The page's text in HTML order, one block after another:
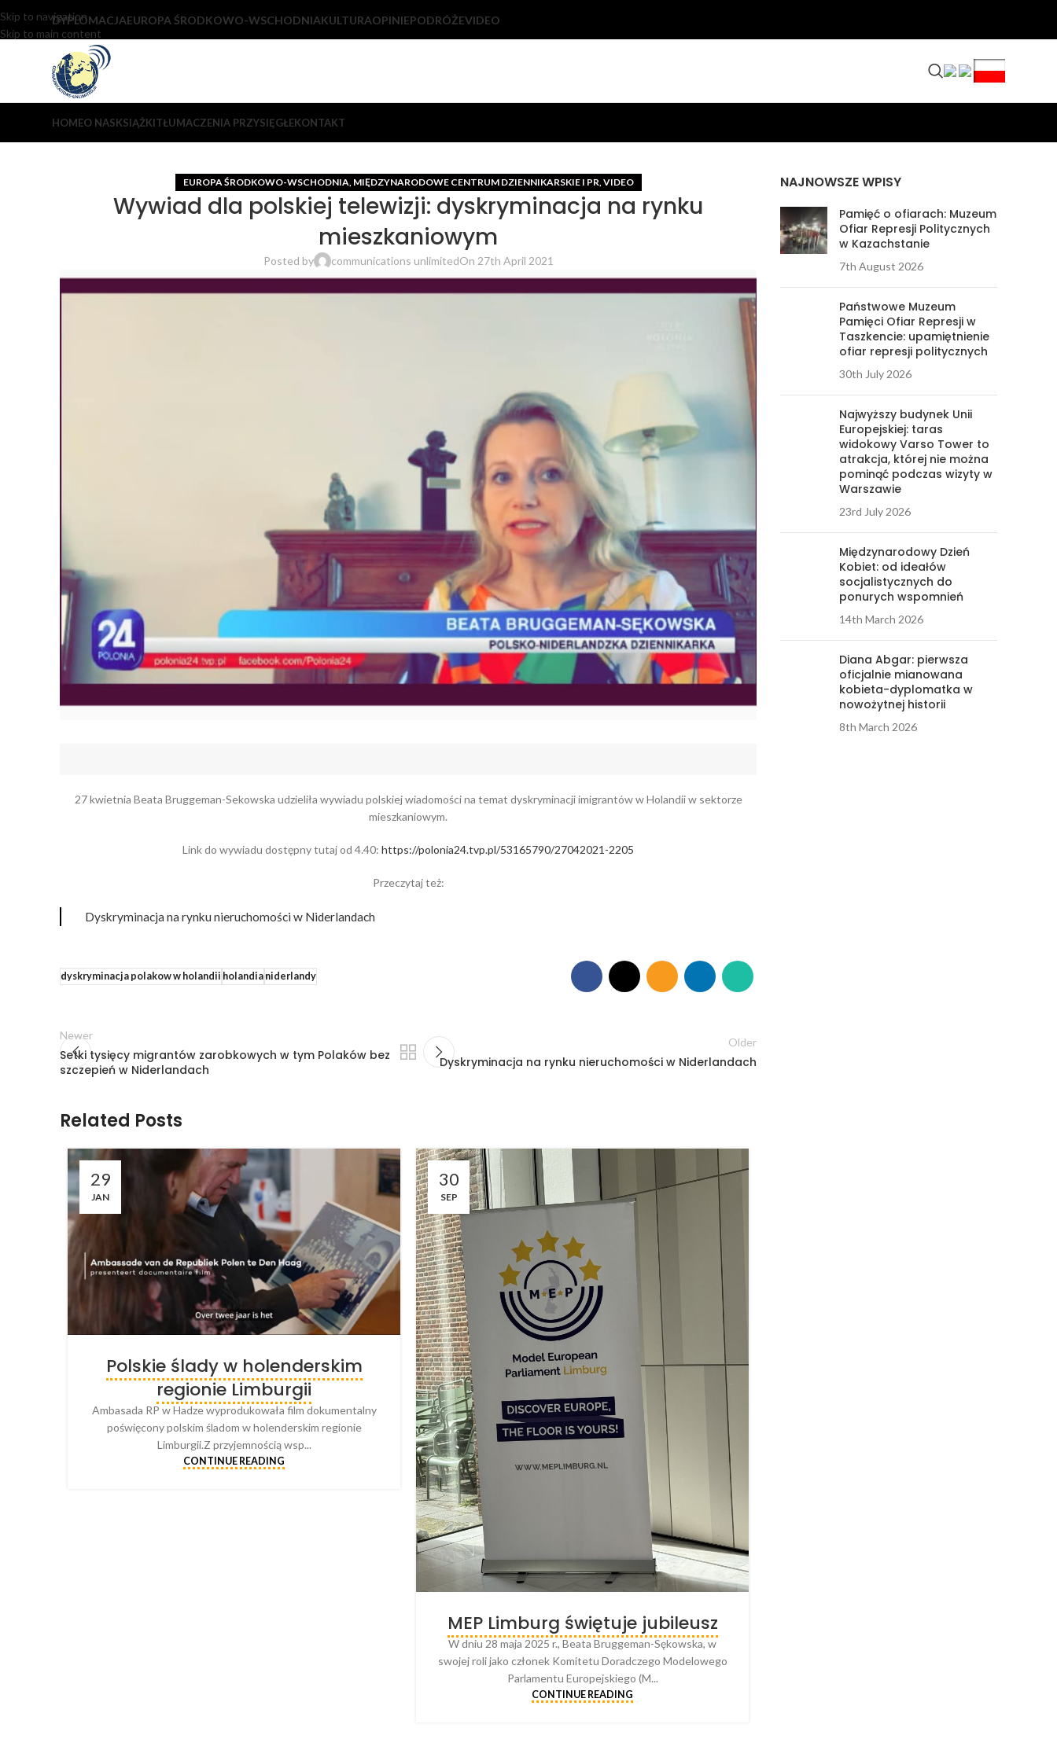
Skip to navigation
Skip to main content
DYPLOMACJAEUROPA ŚRODKOWO-WSCHODNIAKULTURAOPINIEPODRÓŻEVIDEO
HOMEO NASKSIĄŻKITŁUMACZENIA PRZYSIĘGŁEKONTAKT
EUROPA ŚRODKOWO-WSCHODNIA MIĘDZYNARODOWE CENTRUM DZIENNIKARSKIE I PR VIDEO
Wywiad dla polskiej telewizji: dyskryminacja na rynku
mieszkaniowym
Posted by communications unlimitedOn 27th April 2021
27 kwietnia Beata Bruggeman-Sekowska udzieliła wywiadu polskiej wiadomości na temat dyskryminacji imigrantów w Holandii w sektorze
mieszkaniowym.
Link do wywiadu dostępny tutaj od 4.40:https://polonia24.tvp.pl/53165790/27042021-2205
Przeczytaj też:
Dyskryminacja na rynku nieruchomości w Niderlandach
dyskryminacja polakow w holandii holandianiderlandy
Newer
Setki tysięcy migrantów zarobkowych w tym Polaków bez
szczepień w Niderlandach
Older
Dyskryminacja na rynku nieruchomości w Niderlandach
Related Posts
29
JAN
Polskie ślady w holenderskim
regionie Limburgii
Ambasada RP w Hadze wyprodukowała film dokumentalny
poświęcony polskim śladom w holenderskim regionie
Limburgii.Z przyjemnością wsp...
CONTINUE READING
30
SEP
MEP Limburg świętuje jubileusz
W dniu 28 maja 2025 r., Beata Bruggeman-Sękowska, w
swojej roli jako członek Komitetu Doradczego Modelowego
Parlamentu Europejskiego (M...
CONTINUE READING
NAJNOWSZE WPISY
Pamięć o ofiarach: Muzeum
Ofiar Represji Politycznych
w Kazachstanie
7th August 2026
Państwowe Muzeum
Pamięci Ofiar Represji w
Taszkencie: upamiętnienie
ofiar represji politycznych
30th July 2026
Najwyższy budynek Unii
Europejskiej: taras
widokowy Varso Tower to
atrakcja, której nie można
pominąć podczas wizyty w
Warszawie
23rd July 2026
Międzynarodowy Dzień
Kobiet: od ideałów
socjalistycznych do
ponurych wspomnień
14th March 2026
Diana Abgar: pierwsza
oficjalnie mianowana
kobieta-dyplomatka w
nowożytnej historii
8th March 2026